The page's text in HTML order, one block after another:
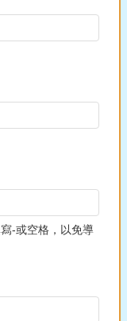
-或空格，以免導